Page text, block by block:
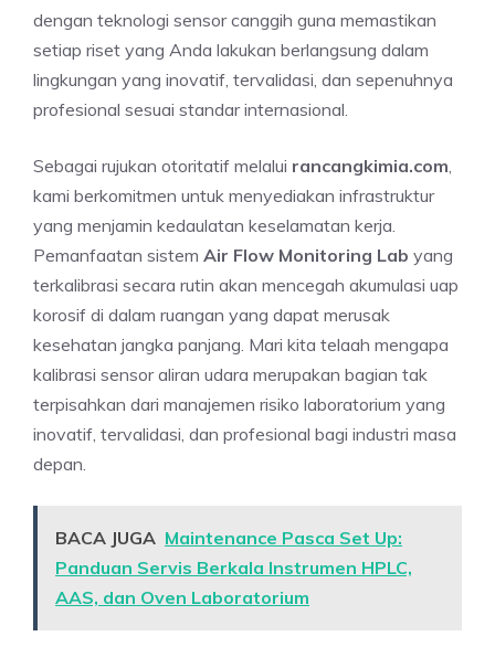
dengan teknologi sensor canggih guna memastikan
setiap riset yang Anda lakukan berlangsung dalam
lingkungan yang inovatif, tervalidasi, dan sepenuhnya
profesional sesuai standar internasional.
Sebagai rujukan otoritatif melalui rancangkimia.com
kami berkomitmen untuk menyediakan infrastruktur
yang menjamin kedaulatan keselamatan kerja.
Pemanfaatan sistem Air Flow Monitoring Lab yang
terkalibrasi secara rutin akan mencegah akumulasi uap
korosif di dalam ruangan yang dapat merusak
kesehatan jangka panjang. Mari kita telaah mengapa
kalibrasi sensor aliran udara merupakan bagian tak
terpisahkan dari manajemen risiko laboratorium yang
inovatif, tervalidasi, dan profesional bagi industri masa
depan.
BACA JUGA Maintenance Pasca Set Up:
Panduan Servis Berkala Instrumen HPLC,
AAS, dan Oven Laboratorium